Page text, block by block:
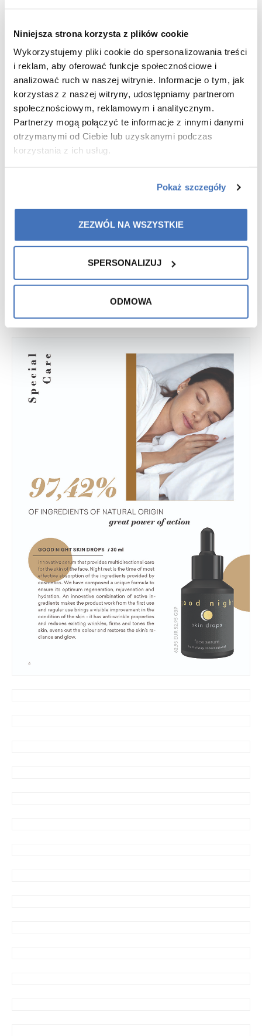
Niniejsza strona korzysta z plików cookie
Wykorzystujemy pliki cookie do spersonalizowania treści
i reklam, aby oferować funkcje społecznościowe i
analizować ruch w naszej witrynie. Informacje o tym, jak
korzystasz z naszej witryny, udostępniamy partnerom
społecznościowym, reklamowym i analitycznym.
Partnerzy mogą połączyć te informacje z innymi danymi
otrzymanymi od Ciebie lub uzyskanymi podczas
korzystania z ich usług.
Pokaż szczegóły
ZEZWÓL NA WSZYSTKIE
SPERSONALIZUJ
ODMOWA